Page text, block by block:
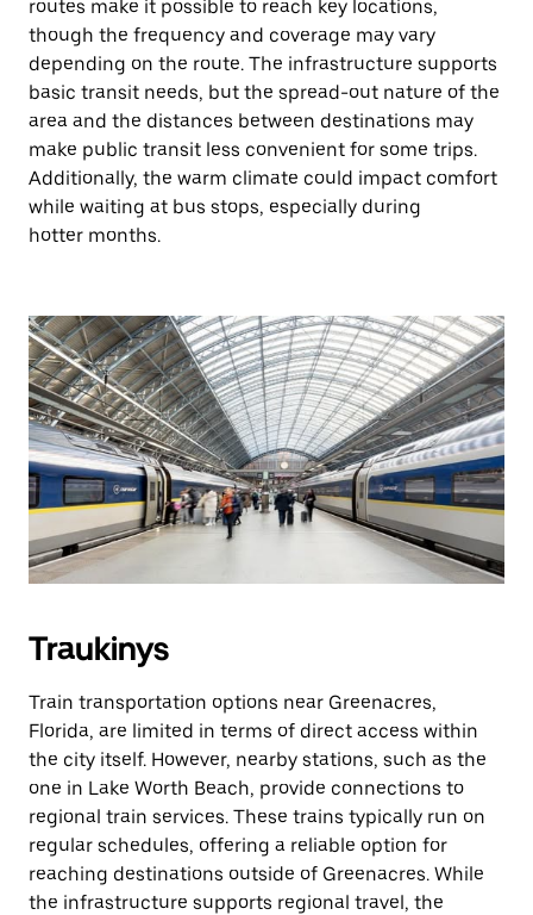
routes make it possible to reach key locations,
though the frequency and coverage may vary
depending on the route. The infrastructure supports
basic transit needs, but the spread-out nature of the
area and the distances between destinations may
make public transit less convenient for some trips.
Additionally, the warm climate could impact comfort
while waiting at bus stops, especially during
hotter months.
Traukinys
Train transportation options near Greenacres,
Florida, are limited in terms of direct access within
the city itself. However, nearby stations, such as the
one in Lake Worth Beach, provide connections to
regional train services. These trains typically run on
regular schedules, offering a reliable option for
reaching destinations outside of Greenacres. While
the infrastructure supports regional travel, the